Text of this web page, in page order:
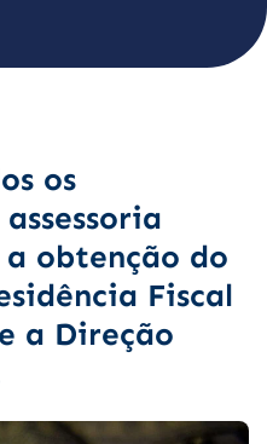
os
a obtenção do
Fiscal
a Direção